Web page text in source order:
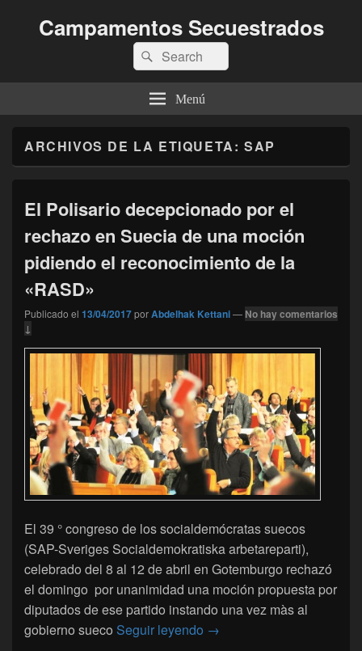
Campamentos Secuestrados
Buscar
por:
Buscar
Menú
ARCHIVOS DE LA ETIQUETA:SAP
El Polisario decepcionado por el
rechazo en Suecia de una moción
pidiendo el reconocimiento de la
«RASD»
Publicado el 13/04/2017porAbdelhak Kettani— No hay comentarios
↓
El 39 ° congreso de los socialdemócratas suecos
(SAP-Sveriges Socialdemokratiska arbetareparti),
celebrado del 8 al 12 de abril en Gotemburgo rechazó
el domingo por unanimidad una moción propuesta por
diputados de ese partido instando una vez màs al
gobierno sueco Seguir leyendo El Polisario
→